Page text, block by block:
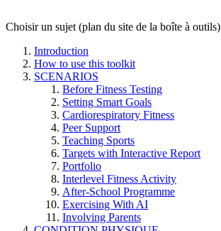
Choisir un sujet (plan du site de la boîte à outils)
Introduction
How to use this toolkit
SCENARIOS
Before Fitness Testing
Setting Smart Goals
Cardiorespiratory Fitness
Peer Support
Teaching Sports
Targets with Interactive Report
Portfolio
Interlevel Fitness Activity
After-School Programme
Exercising With AI
Involving Parents